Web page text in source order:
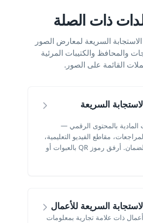
ذات الصلة
السريعة لمعارض الصور
والمحافظ والكتيبات المرئية
القائمة على الصور.
السريعة
المادية بالمحتوى الرقمي —
مقاطع الفيديو التعليمية،
أو معلومات الضمان. أرفق رموز QR بالعبوات أو
السريعة للأعمال
ذات علامة تجارية بمعلومات